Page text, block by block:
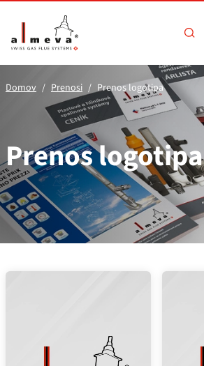
Domov Prenosi Prenos logotipa
Prenos logotipa